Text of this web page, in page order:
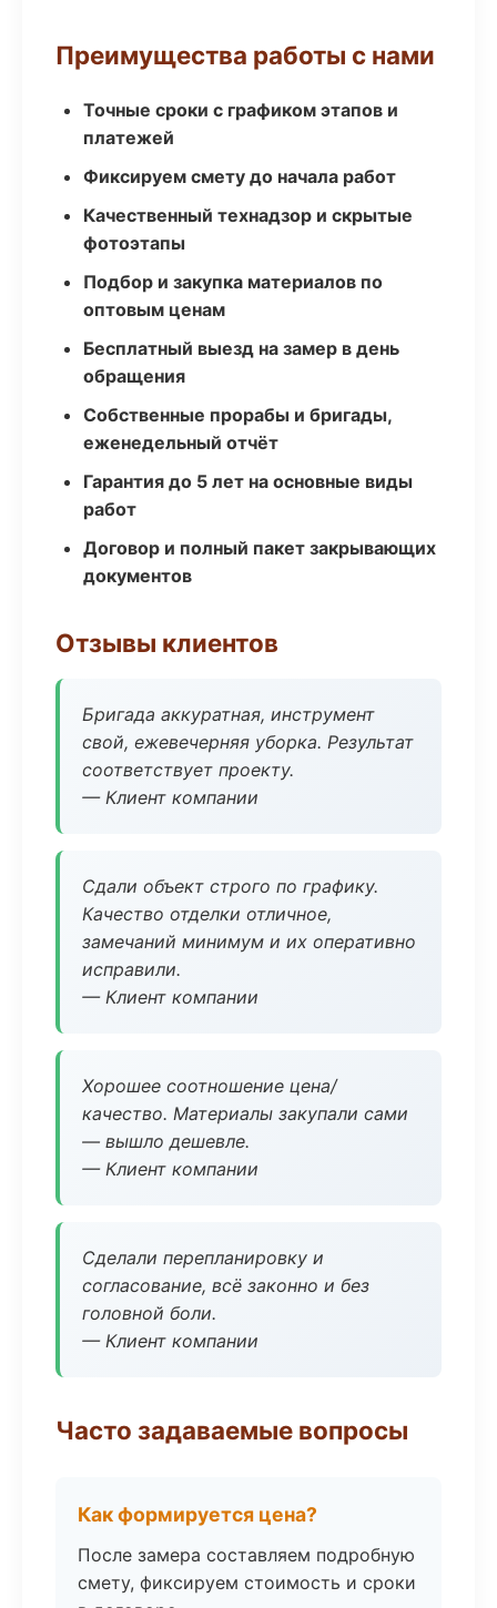
Преимущества работы с нами
Точные сроки с графиком этапов и
платежей
Фиксируем смету до начала работ
Качественный технадзор и скрытые
фотоэтапы
Подбор и закупка материалов по
оптовым ценам
Бесплатный выезд на замер в день
обращения
Собственные прорабы и бригады,
еженедельный отчёт
Гарантия до 5 лет на основные виды
работ
Договор и полный пакет закрывающих
документов
Отзывы клиентов
Бригада аккуратная, инструмент
свой, ежевечерняя уборка. Результат
соответствует проекту.
— Клиент компании
Сдали объект строго по графику.
Качество отделки отличное,
замечаний минимум и их оперативно
исправили.
— Клиент компании
Хорошее соотношение цена/
качество. Материалы закупали сами
— вышло дешевле.
— Клиент компании
Сделали перепланировку и
согласование, всё законно и без
головной боли.
— Клиент компании
Часто задаваемые вопросы
Как формируется цена?
После замера составляем подробную
смету, фиксируем стоимость и сроки